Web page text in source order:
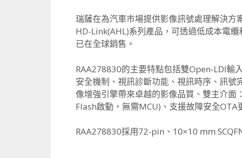
瑞薩在為汽車市場提供影像訊號處理解決
HD-Link(AHL)系列產品，可透過低成本電
已在全球銷售。
RAA278830的主要特點包括雙Open-LDI輸
安全機制、視訊診斷功能、視訊時序、訊
像增強引擎帶來卓越的影像品質、雙主介面
Flash啟動，無需MCU)、支援故障安全
RAA278830採用72-pin、10×10 mm